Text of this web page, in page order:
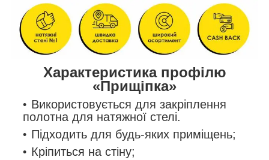
Характеристика профілю
«Прищіпка»
Використовується для закріплення
полотна для натяжної стелі.
Підходить для будь-яких приміщень;
Кріпиться на стіну;